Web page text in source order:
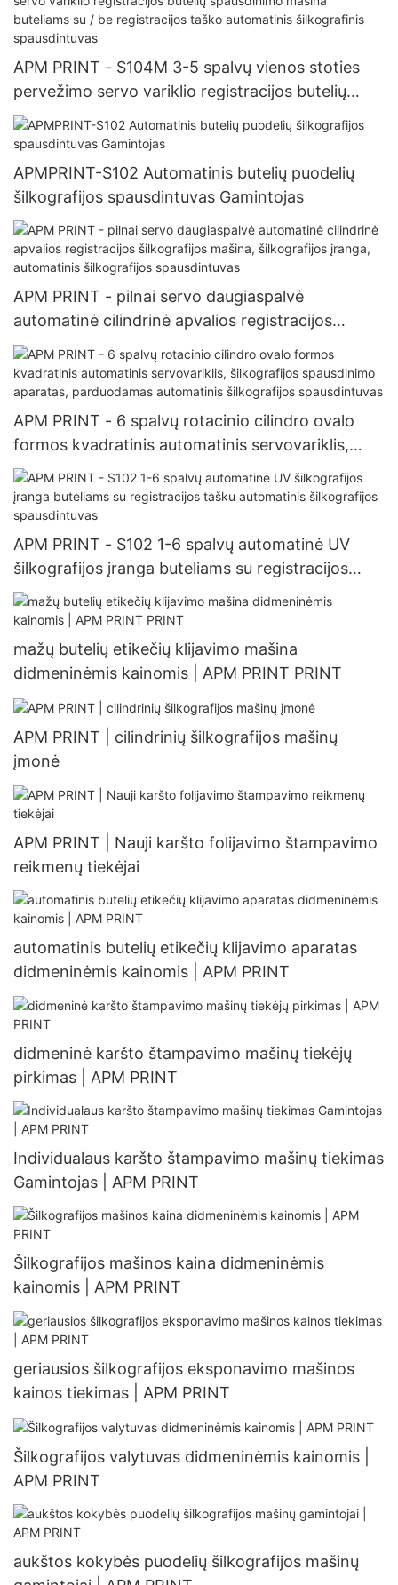
APM PRINT - S104M 3-5 spalvų vienos stoties
pervežimo servo variklio registracijos butelių
spausdinimo mašina buteliams su / be
registracijos taško automatinis šilkografinis
spausdintuvas
APMPRINT-S102 Automatinis butelių puodelių
šilkografijos spausdintuvas Gamintojas
APM PRINT - pilnai servo daugiaspalvė
automatinė cilindrinė apvalios registracijos
šilkografijos mašina, šilkografijos įranga,
automatinis šilkografijos spausdintuvas
APM PRINT - 6 spalvų rotacinio cilindro ovalo
formos kvadratinis automatinis servovariklis,
šilkografijos spausdinimo aparatas, parduodamas
automatinis šilkografijos spausdintuvas
APM PRINT - S102 1-6 spalvų automatinė UV
šilkografijos įranga buteliams su registracijos
tašku automatinis šilkografijos spausdintuvas
mažų butelių etikečių klijavimo mašina
didmeninėmis kainomis | APM PRINT PRINT
APM PRINT | cilindrinių šilkografijos mašinų
įmonė
APM PRINT | Nauji karšto folijavimo štampavimo
reikmenų tiekėjai
automatinis butelių etikečių klijavimo aparatas
didmeninėmis kainomis | APM PRINT
didmeninė karšto štampavimo mašinų tiekėjų
pirkimas | APM PRINT
Individualaus karšto štampavimo mašinų tiekimas
Gamintojas | APM PRINT
Šilkografijos mašinos kaina didmeninėmis
kainomis | APM PRINT
geriausios šilkografijos eksponavimo mašinos
kainos tiekimas | APM PRINT
Šilkografijos valytuvas didmeninėmis kainomis |
APM PRINT
aukštos kokybės puodelių šilkografijos mašinų